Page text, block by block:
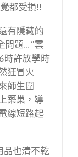
都受損!!
有隱藏的
問題… “雲
時許放學時
狂冒火
師生圍
築巢，導
線短路起
品也清不乾